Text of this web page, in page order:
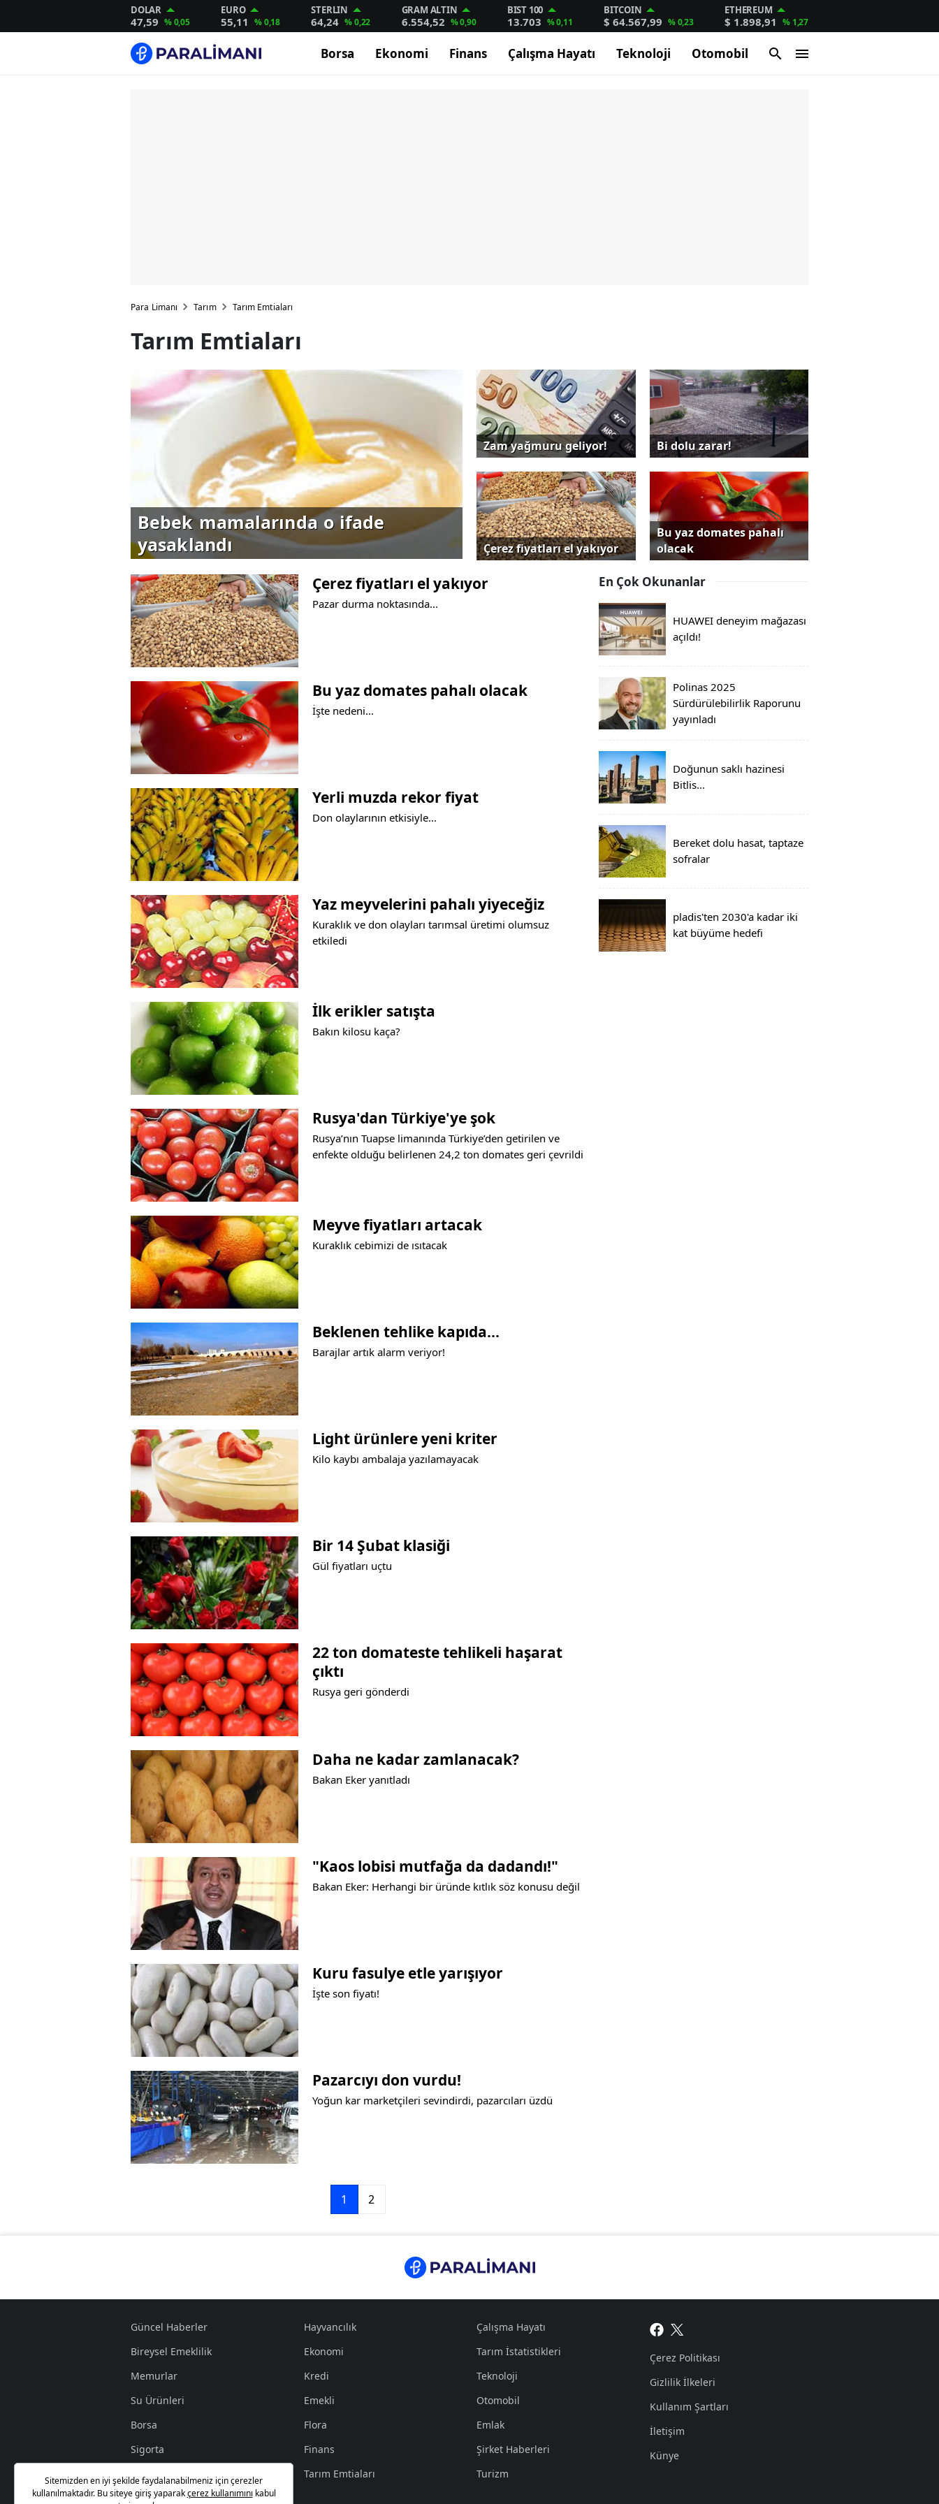
DOLAR
47,59 % 0,05
EURO
55,11 % 0,18
STERLIN
64,24 % 0,22
GRAM ALTIN
6.554,52 % 0,90
BIST 100
13.703 % 0,11
BITCOIN
$ 64.567,99 % 0,23
ETHEREUM
$ 1.898,91 % 1,27
Borsa Ekonomi Finans Çalışma Hayatı Teknoloji Otomobil
Para Limanı Tarım Tarım Emtiaları
Tarım Emtiaları
Bebek mamalarında o ifade
yasaklandı
Zam yağmuru geliyor! Bi dolu zarar!
Çerez fiyatları el yakıyor
Bu yaz domates pahalı
olacak
Çerez fiyatları el yakıyor
Pazar durma noktasında...
Bu yaz domates pahalı olacak
İşte nedeni...
Yerli muzda rekor fiyat
Don olaylarının etkisiyle...
Yaz meyvelerini pahalı yiyeceğiz
Kuraklık ve don olayları tarımsal üretimi olumsuz
etkiledi
İlk erikler satışta
Bakın kilosu kaça?
Rusya'dan Türkiye'ye şok
Rusya’nın Tuapse limanında Türkiye’den getirilen ve
enfekte olduğu belirlenen 24,2 ton domates geri çevrildi
Meyve fiyatları artacak
Kuraklık cebimizi de ısıtacak
Beklenen tehlike kapıda...
Barajlar artık alarm veriyor!
Light ürünlere yeni kriter
Kilo kaybı ambalaja yazılamayacak
Bir 14 Şubat klasiği
Gül fiyatları uçtu
22 ton domateste tehlikeli haşarat
çıktı
Rusya geri gönderdi
Daha ne kadar zamlanacak?
Bakan Eker yanıtladı
"Kaos lobisi mutfağa da dadandı!"
Bakan Eker: Herhangi bir üründe kıtlık söz konusu değil
Kuru fasulye etle yarışıyor
İşte son fiyatı!
Pazarcıyı don vurdu!
Yoğun kar marketçileri sevindirdi, pazarcıları üzdü
1 2
En Çok Okunanlar
HUAWEI deneyim mağazası
açıldı!
Polinas 2025
Sürdürülebilirlik Raporunu
yayınladı
Doğunun saklı hazinesi
Bitlis...
Bereket dolu hasat, taptaze
sofralar
pladis'ten 2030'a kadar iki
kat büyüme hedefi
Güncel Haberler
Bireysel Emeklilik
Memurlar
Su Ürünleri
Borsa
Sigorta
Hayvancılık
Ekonomi
Kredi
Emekli
Flora
Finans
Tarım Emtiaları
Çalışma Hayatı
Tarım İstatistikleri
Teknoloji
Otomobil
Emlak
Şirket Haberleri
Turizm
Çerez Politikası
Gizlilik İlkeleri
Kullanım Şartları
İletişim
Künye
Sitemizden en iyi şekilde faydalanabilmeniz için çerezler
kullanılmaktadır. Bu siteye giriş yaparakçerez kullanımını kabul